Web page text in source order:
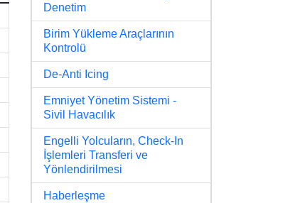
Denetim
Birim Yükleme Araçlarının
Kontrolü
De-Anti Icing
Emniyet Yönetim Sistemi -
Sivil Havacılık
Engelli Yolcuların, Check-In
İşlemleri Transferi ve
Yönlendirilmesi
Haberleşme